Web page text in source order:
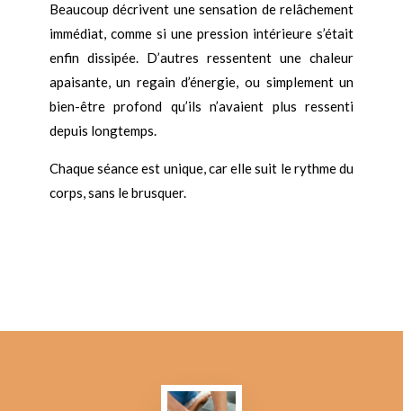
Beaucoup décrivent une sensation de relâchement
immédiat, comme si une pression intérieure s’était
enfin dissipée. D’autres ressentent une chaleur
apaisante, un regain d’énergie, ou simplement un
bien-être profond qu’ils n’avaient plus ressenti
depuis longtemps.
Chaque séance est unique, car elle suit le rythme du
corps, sans le brusquer.